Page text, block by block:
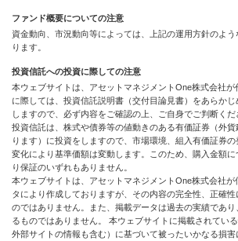
ファンド概要についての注意
資金動向、市況動向等によっては、上記の運用方針のよ
ります。
投資信託への投資に際しての注意
本ウェブサイトは、アセットマネジメントOne株式会社が
に際しては、投資信託説明書（交付目論見書）をあらか
しますので、必ず内容をご確認の上、ご自身でご判断くだ
投資信託は、株式や債券等の値動きのある有価証券（外
ります）に投資をしますので、市場環境、組入有価証券
変化により基準価額は変動します。このため、購入金額
り保証のいずれもありません。
本ウェブサイトは、アセットマネジメントOne株式会社が
タにより作成しておりますが、その内容の完全性、正確
のではありません。また、掲載データは過去の実績であ
るものではありません。 本ウェブサイトに掲載されてい
外部サイトの情報も含む）に基づいて被ったいかなる損